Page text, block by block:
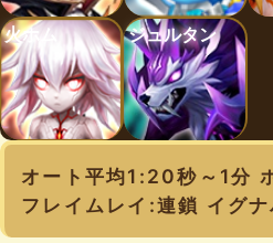
火ホム ジュルタン
オート平均1:20秒～1分
フレイムレイ:連鎖 イグ